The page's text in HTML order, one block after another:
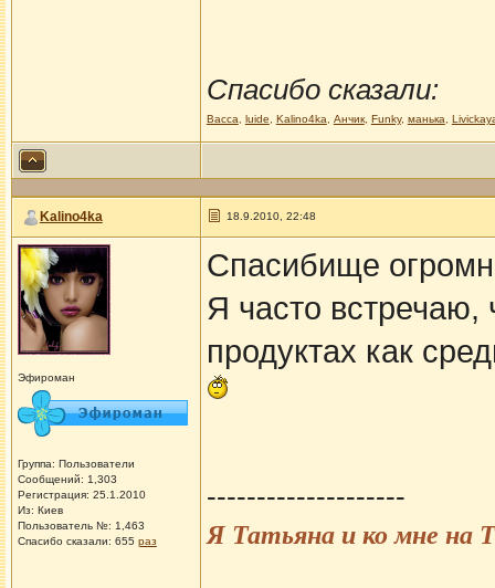
Спасибо сказали:
Васса luide Kalino4ka Анчик, Funky, манька
Kalino4ka 18.9.2010, 22:48
Эфироман
Группа: Пользователи
Сообщений: 1,303
Регистрация: 25.1.2010
Из: Киев
Пользователь №: 1,463
Спасибо сказали: 655 раз
Спасибище
Я часто встречаю,
продуктах как
--------------------
Я Татьяна и ко мне на